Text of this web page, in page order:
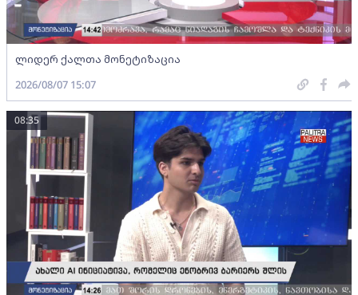
ლიდერ ქალთა მონეტიზაცია
2026/08/07 15:07
08:35